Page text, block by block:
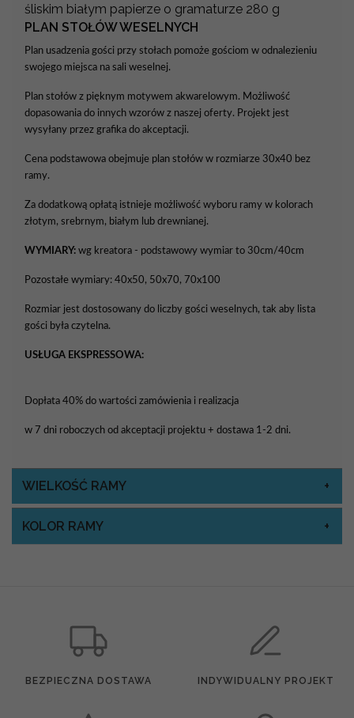
śliskim białym papierze o gramaturze 280 g
PLAN STOŁÓW WESELNYCH
Plan usadzenia gości przy stołach pomoże gościom w odnalezieniu
swojego miejsca na sali weselnej.
Plan stołów z pięknym motywem akwarelowym. Możliwość
dopasowania do innych wzorów z naszej oferty. Projekt jest
wysyłany przez grafika do akceptacji.
Cena podstawowa obejmuje plan stołów w rozmiarze 30x40 bez
ramy.
Za dodatkową opłatą istnieje możliwość wyboru ramy w kolorach
złotym, srebrnym, białym lub drewnianej.
WYMIARY: wg kreatora - podstawowy wymiar to 30cm/40cm
Pozostałe wymiary: 40x50, 50x70, 70x100
Rozmiar jest dostosowany do liczby gości weselnych, tak aby lista
gości była czytelna.
USŁUGA EKSPRESSOWA:
Dopłata 40% do wartości zamówienia i realizacja
w 7 dni roboczych od akceptacji projektu + dostawa 1-2 dni.
WIELKOŚĆ RAMY
KOLOR RAMY
BEZPIECZNA DOSTAWA INDYWIDUALNY PROJEKT